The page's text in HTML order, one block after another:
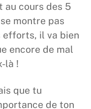
au cours des 5
montre pas
efforts, il va bien
encore de mal
là !
que tu
de ton